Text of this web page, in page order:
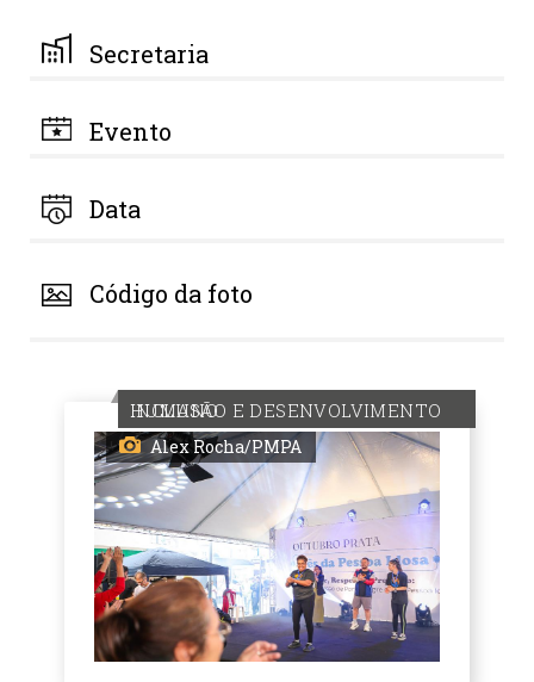
palavra-
chave
Secretaria
Evento
Data
Código da foto
INCLUSÃO E DESENVOLVIMENTO HUMANO
Alex Rocha/PMPA